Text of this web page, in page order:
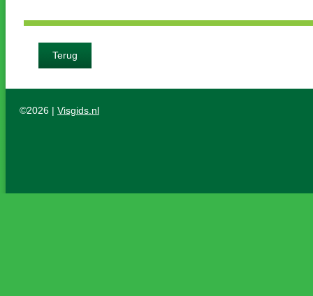
Terug
©2026 | Visgids.nl